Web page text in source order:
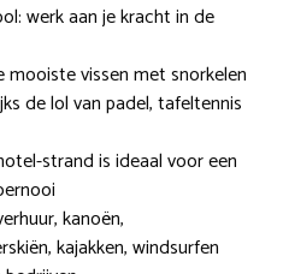
werk aan je kracht in de
mooiste vissen met snorkelen
de lol van padel, tafeltennis
strand is ideaal voor een
kanoën,
kajakken, windsurfen